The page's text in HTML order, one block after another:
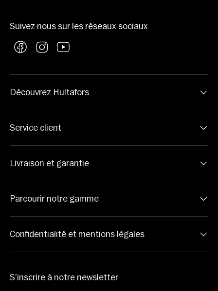
Suivez-nous sur les réseaux sociaux
FacebookInstagramYouTube
Découvrez Hultafors
Service client
Livraison et garantie
Parcourir notre gamme
Confidentialité et mentions légales
S’inscrire à notre newsletter